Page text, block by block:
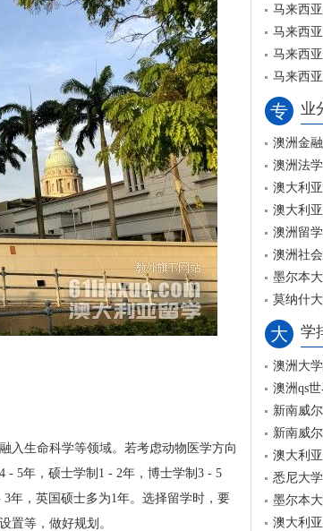
入生命科学等领域。若考虑动物医学方向
- 5年，硕士学制1 - 2年，博士学制3 - 5
年，英国硕士多为1年。选择留学时，要
置等，做好规划。
马来西
马来西
马来西
马来西
专 业
澳洲金
澳洲法
澳大利
澳大利
澳洲留
澳洲社
墨尔本
莫纳什
大 学
澳洲大
澳洲qs
新南威
新南威
澳大利
悉尼大
墨尔本
澳大利